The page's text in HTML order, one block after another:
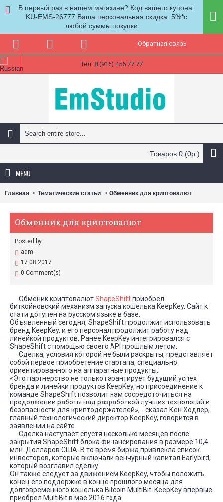
В первый раз в нашем магазине? Код вашего купона:
KU-EMS-26777 Ваша персональная скидка: 5%*с
любой суммы покупки
Обратная связь
Тел: 8 (915) 456 77 77
Товаров 0 (0р.)
MENU
Главная Тематические статьи Обменник для криптовалют
Обменник для криптовалют
Posted by
adm
17.08.2017
0 Comment(s)
Обменик криптовалютShapeShiftприобрел
биткойновский механизм запуска кошелька KeepKey. Сайт к
стати дотупен на русском языке в базе.
Объявленный сегодня, ShapeShift продолжит использовать
бренд KeepKey, и его персонал продолжит работу над
линейкой продуктов. Ранее KeepKey интегрировался с
ShapeShift с помощью своего API прошлым летом.
Сделка, условия которой не были раскрыты, представляет
собой первое приобретение стартапа, специально
ориентированного на аппаратные продукты.
«Это партнерство не только гарантирует будущий успех
бренда и линейки продуктов KeepKey, но присоединение к
команде ShapeShift позволит нам сосредоточиться на
продолжении работы над разработкой лучших технологий и
безопасности для криптодержателей», - сказал Кен Ходлер,
главный технологический директор KeepKey, говорится в
заявлении на сайте.
Сделка наступает спустя несколько месяцев после
закрытия ShapeShift блока финансирования в размере 10,4
млн. Долларов США. В то время биржа привлекла список
инвесторов, которые включали венчурный капитал Earlybird,
который возглавил сделку.
Он также следует за движением KeepKey, чтобы положить
конец его поддержке в конце прошлого месяца для
долговременного кошелька Bitcoin MultiBit. KeepKey впервые
приобрел MultiBit в мае 2016 года.